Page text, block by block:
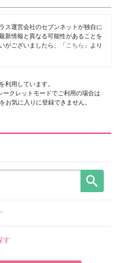
ス運営会社のセブンネットが独自に
新情報と異なる可能性があることを
がございましたら、「 こちら 」より
を利用しています。
クレットモードでご利用の場合は
気に入りに登録できません。
す